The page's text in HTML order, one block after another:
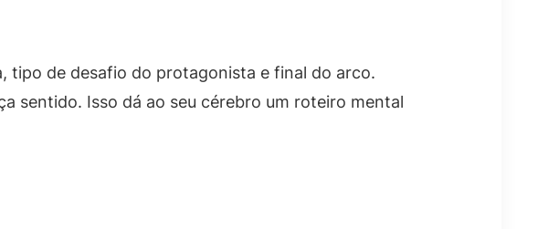
tipo de desafio do protagonista e final do arco.
sentido. Isso dá ao seu cérebro um roteiro mental